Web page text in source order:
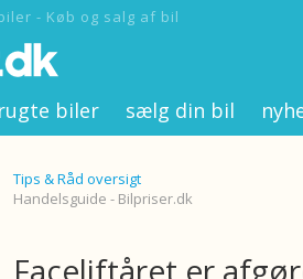
- Køb og salg af bil
biler sælg din bil
Tips & Råd oversigt
Handelsguide - Bilpriser.dk
Faceliftåret er